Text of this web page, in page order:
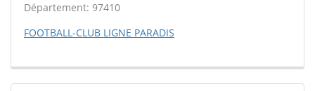
Département: 97410
FOOTBALL-CLUB LIGNE PARADIS